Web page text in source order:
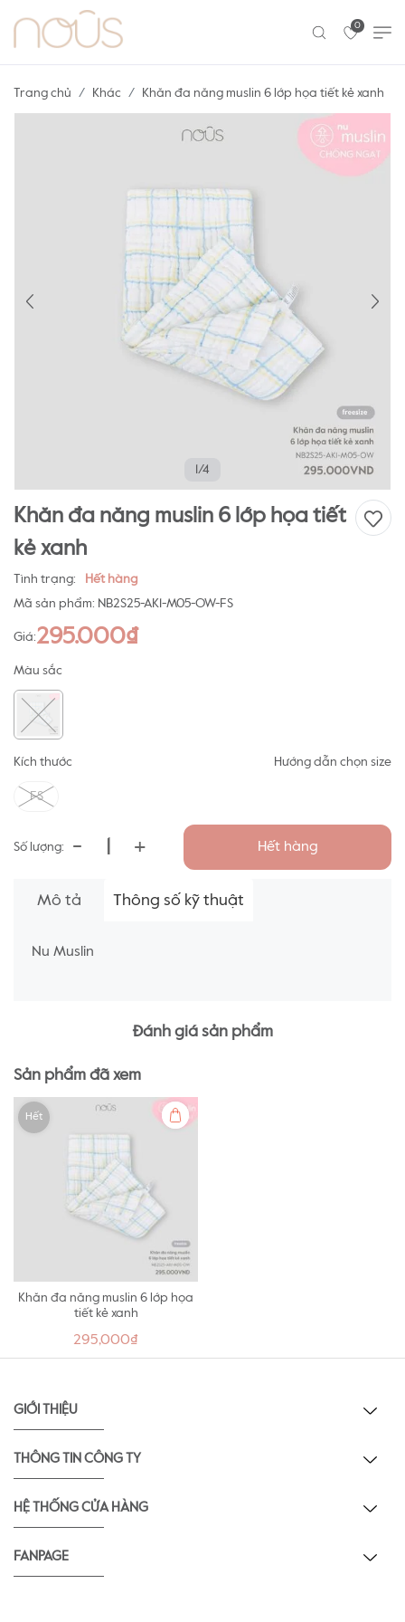
0
Trang chủ Khác Khăn đa năng muslin 6 lớp họa tiết kẻ xanh
1/4
Khăn đa năng muslin 6 lớp họa tiết
kẻ xanh
Tình trạng:
Hết hàng
Mã sản phẩm: NB2S25-AK1-M05-OW-FS
Giá:295.000₫
Màu sắc
Kích thước Hướng dẫn chọn size
FS
Số lượng: - + Hết hàng
Mô tả Thông số kỹ thuật
Nu Muslin
Đánh giá sản phẩm
Sản phẩm đã xem
Hết
Khăn đa năng muslin 6 lớp họa
tiết kẻ xanh
295,000₫
GIỚI THIỆU
THÔNG TIN CÔNG TY
HỆ THỐNG CỬA HÀNG
FANPAGE